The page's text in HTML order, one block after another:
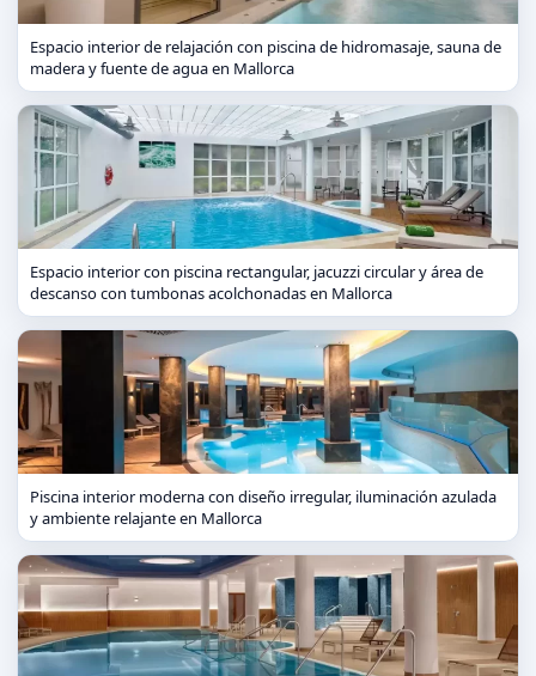
Espacio interior de relajación con piscina de hidromasaje, sauna de
madera y fuente de agua en Mallorca
Espacio interior con piscina rectangular, jacuzzi circular y área de
descanso con tumbonas acolchonadas en Mallorca
Piscina interior moderna con diseño irregular, iluminación azulada
y ambiente relajante en Mallorca